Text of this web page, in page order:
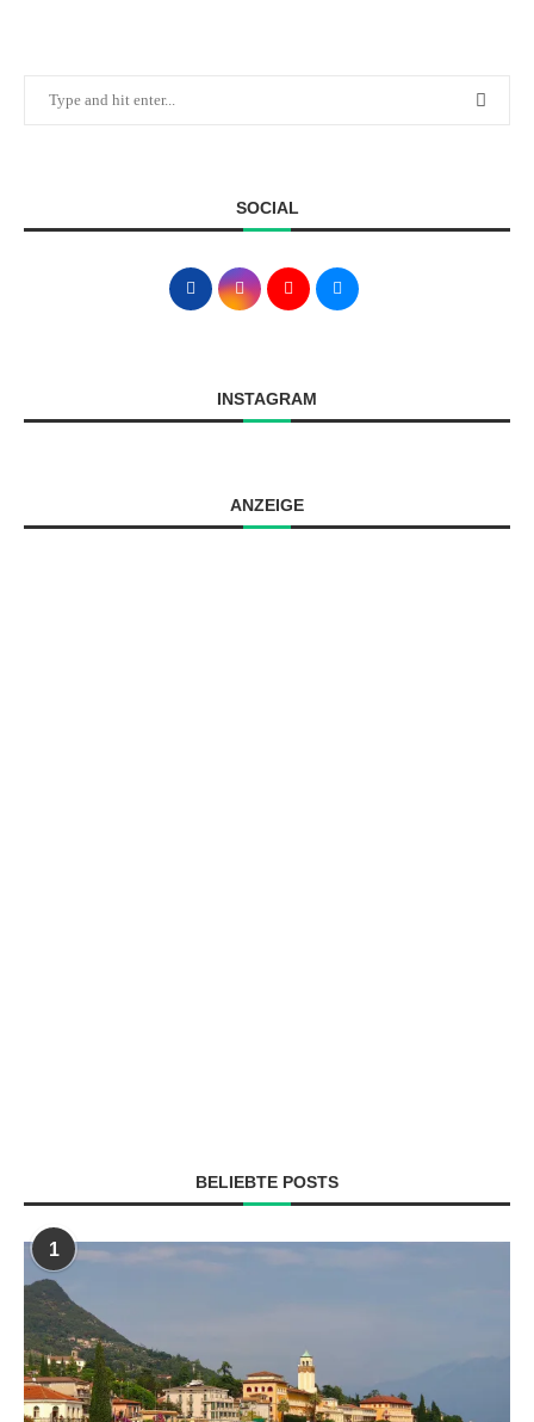
SOCIAL
INSTAGRAM
ANZEIGE
BELIEBTE POSTS
1